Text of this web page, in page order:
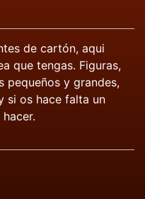
de cartón, aqui
que tengas. Figuras,
pequeños y grandes,
si os hace falta un